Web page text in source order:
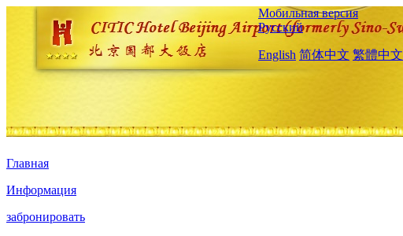
Мобильная версия
Русский
English 简体中文 繁體中文
Главная
Информация
забронировать